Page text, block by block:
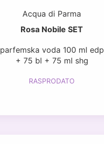
Acqua di Parma
Rosa Nobile SET
parfemska voda 100 ml edp
+ 75 bl + 75 ml shg
RASPRODATO